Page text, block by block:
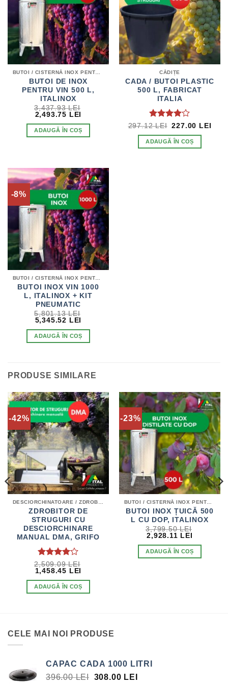
BUTOI / CISTERNĂ INOX PENTRU VIN
BUTOI DE INOX
PENTRU VIN 500 L,
ITALINOX
3,437.93LEI
PREȚUL
INIȚIAL
A
FOST:
2,493.75 LEI
ESTE:
2,493.75 LEI.
ADAUGĂ ÎN COȘ
CĂDIȚE
CADA / BUTOI PLASTIC
500 L, FABRICAT
ITALIA
EVALUAT
LA4
DIN 5
297.12LEI PREȚUL
A
FOST:
227.00 LEI
ADAUGĂ ÎN COȘ
-8%
BUTOI / CISTERNĂ INOX PENTRU VIN
BUTOI INOX VIN 1000
L, ITALINOX + KIT
PNEUMATIC
5,801.13LEI
PREȚUL
A
FOST:
5,345.52 LEI
ESTE:
5,345.52 LEI.
ADAUGĂ ÎN COȘ
PRODUSE SIMILARE
-42%
DESCIORCHINATOARE / ZDROBITOARE / HIDROPRESE
ZDROBITOR DE
STRUGURI CU
DESCIORCHINARE
MANUAL DMA, GRIFO
EVALUAT
LA4
DIN 5
2,509.09LEI
PREȚUL
A
FOST:
1,458.45 LEI
ESTE:
1,458.45 LEI.
ADAUGĂ ÎN COȘ
-23%
BUTOI / CISTERNĂ INOX PENTRU DISTILATE
BUTOI INOX ȚUICĂ 500
L CU DOP, ITALINOX
3,799.50LEI
PREȚUL
A
FOST:
2,928.11 LEI
ESTE:
2,928.11
ADAUGĂ ÎN COȘ
LEI.
CELE MAI NOI PRODUSE
CAPAC CADA 1000 LITRI
396.00LEI PREȚUL
308.00 LEI PREȚUL